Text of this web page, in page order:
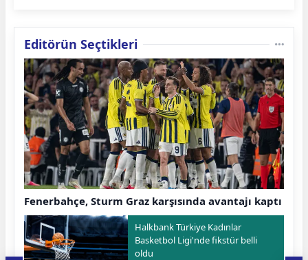
Editörün Seçtikleri
Fenerbahçe, Sturm Graz karşısında avantajı kaptı
Halkbank Türkiye Kadınlar
Basketbol Ligi'nde fikstür belli
oldu